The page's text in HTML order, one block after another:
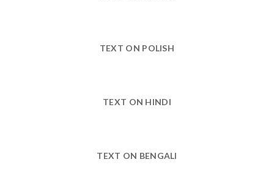
TEXT ON POLISH
TEXT ON HINDI
TEXT ON BENGALI